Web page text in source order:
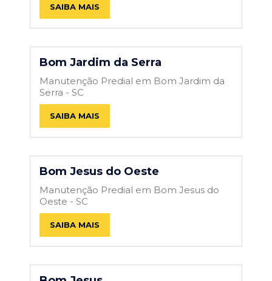
SAIBA MAIS
Bom Jardim da Serra
Manutenção Predial em Bom Jardim da
Serra - SC
SAIBA MAIS
Bom Jesus do Oeste
Manutenção Predial em Bom Jesus do
Oeste - SC
SAIBA MAIS